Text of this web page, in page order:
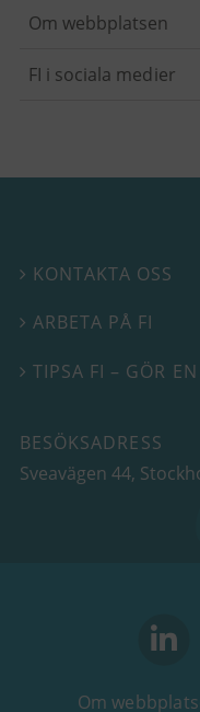
Om webbplatsen
FI i sociala medier
 KONTAKTA OSS
 ARBETA PÅ FI
TIPSA FI – GÖR
BESÖKSADRESS
Sveavägen 44,
Om